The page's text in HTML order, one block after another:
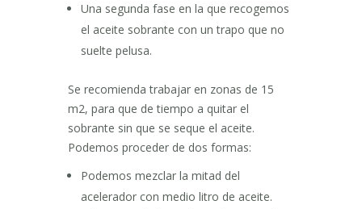
Una segunda fase en la que recogemos
el aceite sobrante con un trapo que no
suelte pelusa.
Se recomienda trabajar en zonas de 15
m2, para que de tiempo a quitar el
sobrante sin que se seque el aceite.
Podemos proceder de dos formas:
Podemos mezclar la mitad del
acelerador con medio litro de aceite.